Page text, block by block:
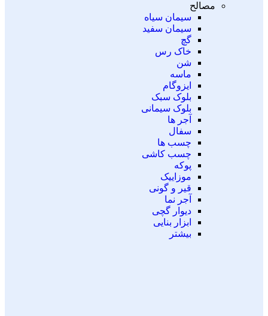
مصالح
سیمان سیاه
سیمان سفید
گچ
خاک رس
شن
ماسه
ایزوگام
بلوک سبک
بلوک سیمانی
آجر ها
سفال
چسب ها
چسب کاشی
پوکه
موزاییک
قیر و گونی
آجر نما
دیوار گچی
ابزار بنایی
بیشتر